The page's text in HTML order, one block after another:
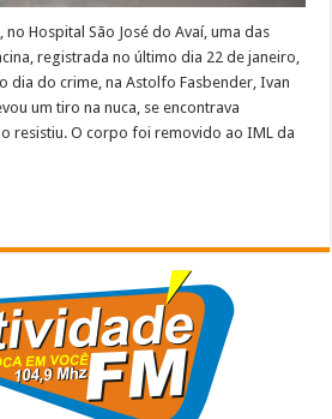
no Hospital São José do Avaí, uma das
registrada no último dia 22 de janeiro,
dia do crime, na Astolfo Fasbender, Ivan
um tiro na nuca, se encontrava
resistiu. O corpo foi removido ao IML da